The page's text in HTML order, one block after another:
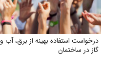
درخواست استفاده بهینه از برق، آب و
گاز در ساختمان